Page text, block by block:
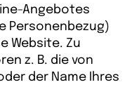
Angebotes
Personenbezug)
Website. Zu
z. B. die von
der Name Ihres